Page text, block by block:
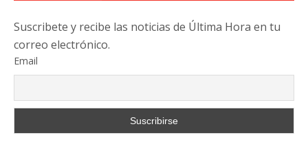
Suscribete y recibe las noticias de Última Hora en tu
correo electrónico.
Email